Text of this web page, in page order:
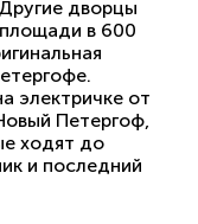
дворцы
в 600
электричке от
Петергоф,
ходят до
и последний